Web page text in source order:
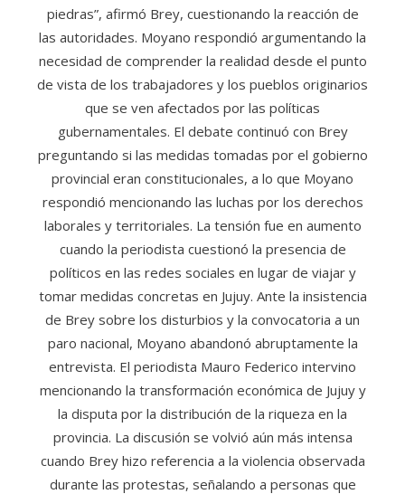
piedras”, afirmó Brey, cuestionando la reacción de
las autoridades. Moyano respondió argumentando la
necesidad de comprender la realidad desde el punto
de vista de los trabajadores y los pueblos originarios
que se ven afectados por las políticas
gubernamentales. El debate continuó con Brey
preguntando si las medidas tomadas por el gobierno
provincial eran constitucionales, a lo que Moyano
respondió mencionando las luchas por los derechos
laborales y territoriales. La tensión fue en aumento
cuando la periodista cuestionó la presencia de
políticos en las redes sociales en lugar de viajar y
tomar medidas concretas en Jujuy. Ante la insistencia
de Brey sobre los disturbios y la convocatoria a un
paro nacional, Moyano abandonó abruptamente la
entrevista. El periodista Mauro Federico intervino
mencionando la transformación económica de Jujuy y
la disputa por la distribución de la riqueza en la
provincia. La discusión se volvió aún más intensa
cuando Brey hizo referencia a la violencia observada
durante las protestas, señalando a personas que